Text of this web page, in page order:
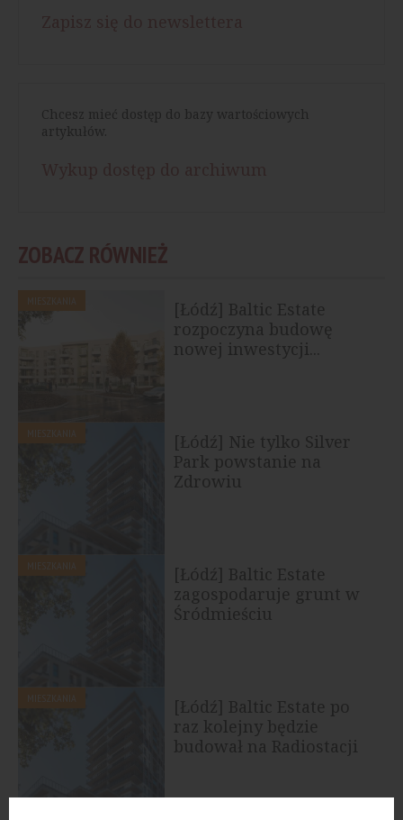
Chcesz mieć dostęp do bazy wartościowych
artykułów.
ZOBACZ RÓWNIEŻ
[Łódź] Baltic Estate
rozpoczyna budowę
nowej inwestycji...
[Łódź] Nie tylko Silver
Park powstanie na
Zdrowiu
[Łódź] Baltic Estate
zagospodaruje grunt w
Śródmieściu
[Łódź] Baltic Estate po
raz kolejny będzie
budował na Radiostacji